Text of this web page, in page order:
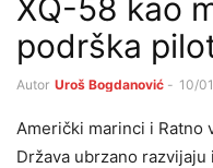
XQ-58 kao
podrška
Autor Uroš Bogdanović - 10/
Američki marinci i Ratno
Država ubrzano